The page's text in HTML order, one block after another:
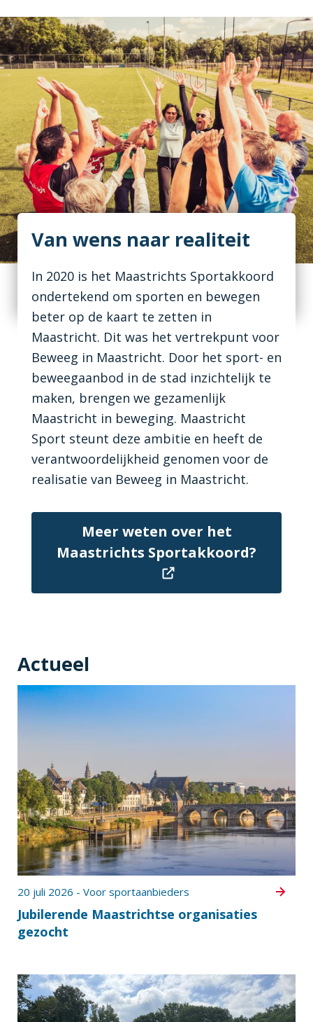
Van wens naar realiteit
In 2020 is het Maastrichts Sportakkoord
ondertekend om sporten en bewegen
beter op de kaart te zetten in
Maastricht. Dit was het vertrekpunt voor
Beweeg in Maastricht. Door het sport- en
beweegaanbod in de stad inzichtelijk te
maken, brengen we gezamenlijk
Maastricht in beweging. Maastricht
Sport steunt deze ambitie en heeft de
verantwoordelijkheid genomen voor de
realisatie van Beweeg in Maastricht.
Meer weten over het
Maastrichts Sportakkoord?
Actueel
Jubilerende Maastrichtse organisaties
gezocht
20 juli 2026 - Voor sportaanbieders